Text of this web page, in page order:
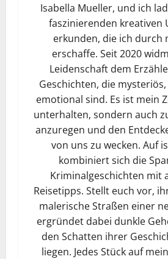
Isabella Mueller, und ich
faszinierenden kreativen
erkunden, die ich durch
erschaffe. Seit 2020
Leidenschaft dem
Geschichten, die
emotional sind. Es ist mein
unterhalten, sondern auch
anzuregen und den
von uns zu wecken. Auf
kombiniert sich die
Kriminalgeschichten mit
Reisetipps. Stellt euch vor,
malerische Straßen einer
ergründet dabei dunkle
den Schatten ihrer
liegen. Jedes Stück auf